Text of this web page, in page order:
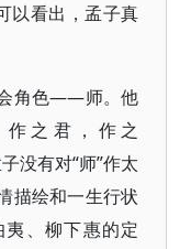
以看出，孟子真
角色——师。他
之君，作之
没有对“师”作太
描绘和一生行状
夷、柳下惠的定